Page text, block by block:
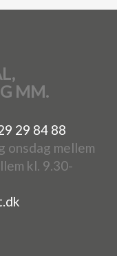
MM.
29 84 88
onsdag mellem
kl. 9.30-